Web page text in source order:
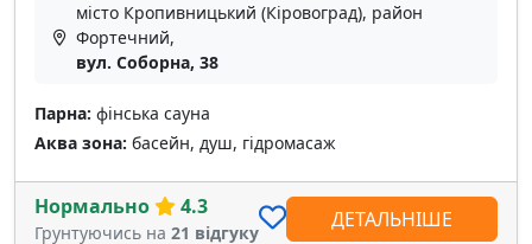
місто Кропивницький (Кіровоград), район
Фортечний,
вул. Соборна, 38
Парна: фінська сауна
Аква зона: басейн, душ, гідромасаж
Нормально 4.3
Грунтуючись на 21 відгуку
ДЕТАЛЬНІШЕ